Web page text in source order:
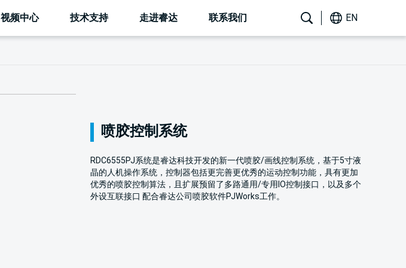
视频中心 技术支持 走进睿达 联系我们 EN
喷胶控制系统
RDC6555PJ系统是睿达科技开发的新一代喷胶/画线控制系统，基于5寸液
晶的人机操作系统，控制器包括更完善更优秀的运动控制功能，具有更加
优秀的喷胶控制算法，且扩展预留了多路通用/专用IO控制接口，以及多个
外设互联接口 配合睿达公司喷胶软件PJWorks工作。